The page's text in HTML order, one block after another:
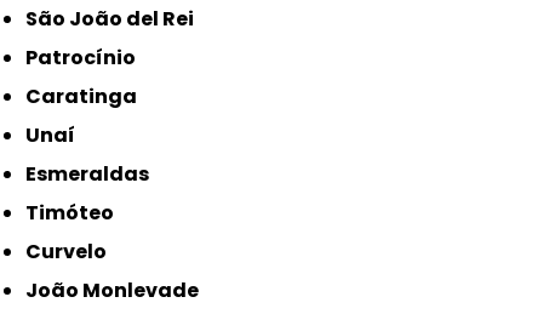
São João del Rei
Patrocínio
Caratinga
Unaí
Esmeraldas
Timóteo
Curvelo
João Monlevade